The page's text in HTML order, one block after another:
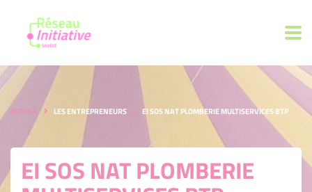
ACCUEIL LES ENTREPRENEURS EI SOS NAT PLOMBERIE MULTISERVICES BTP
EI SOS NAT PLOMBERIE